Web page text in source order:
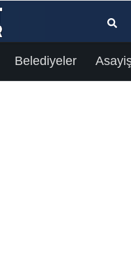
Belediyeler